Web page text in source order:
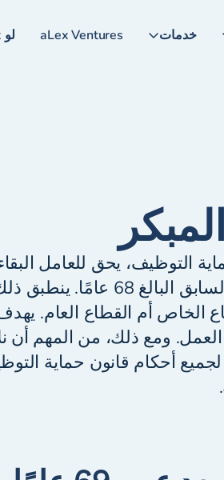
خدمات aLex Ventures لو aLex
التوظيف، يحق للعامل
69 عامًا، وهو زيادة عن الحد
أم القطاع العام. يهدف
ومع ذلك، من المهم أن
أحكام قانون حماية